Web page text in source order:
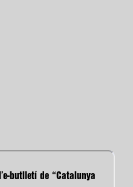
butlletí de “Catalunya